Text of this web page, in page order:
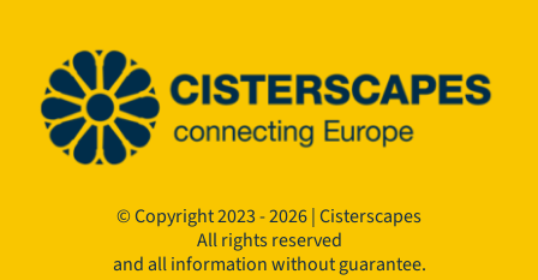
© Copyright 2023 - 2026 | Cisterscapes
All rights reserved
and all information without guarantee.